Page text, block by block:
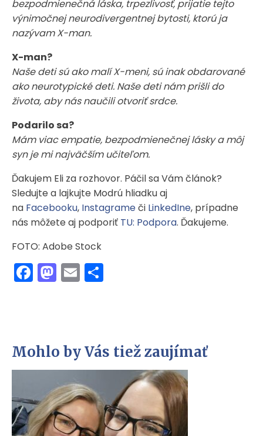
bezpodmienečná láska, trpezlivosť, prijatie tejto
výnimočnej neurodivergentnej bytosti, ktorú ja
nazývam X-man.
X-man?
Naše deti sú ako malí X-meni, sú inak obdarované
ako neurotypické deti. Naše deti nám prišli do
života, aby nás naučili otvoriť srdce.
Podarilo sa?
Mám viac empatie, bezpodmienečnej lásky a môj
syn je mi najväčším učiteľom.
Ďakujem Eli za rozhovor. Páčil sa Vám článok?
Sledujte a lajkujte Modrú hliadku aj
na Facebooku, Instagrameči LinkedIne, prípadne
nás môžete aj podporiť TU: Podpora. Ďakujeme.
FOTO: Adobe Stock
Facebook
Mastodon
Email
Mohlo by Vás tiež zaujímať